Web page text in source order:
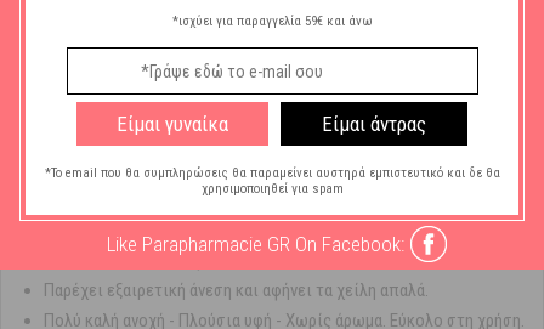
Βούτυρο καριτέ γνωστό για τις θρεπτικές, ενυδατικές και
προστατευτικές του ιδιότητες.
Έλαιο αβοκάντο για αναδόμηση και επανόρθωση. Διαρκής θρέψη
των χειλιών.
Εντατική φροντίδα θρέψης και αναδόμησης για τα χείλη.
Ενυδάτωση που διαρκεί.
Καταπραΰνει και θρέφει.
Παρέχει εξαιρετική άνεση και αφήνει τα χείλη απαλά.
Πολύ καλή ανοχή - Πλούσια υφή - Χωρίς άρωμα. Εύκολο στη χρήση.
*ισχύει για παραγγελία 59€ και άνω
Είμαι γυναίκα Είμαι άντρας
*Το email που θα συμπληρώσεις θα παραμείνει αυστηρά εμπιστευτικό και δε θα
χρησιμοποιηθεί για spam
Like Parapharmacie GR On Facebook: